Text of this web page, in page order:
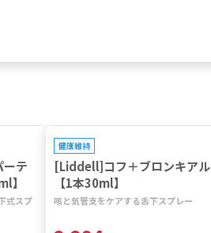
テ
】
式スプ
健康維持
[Liddell]コフ＋ブロンキアル
【1本30ml】
咳と気管支をケアする舌下スプレー